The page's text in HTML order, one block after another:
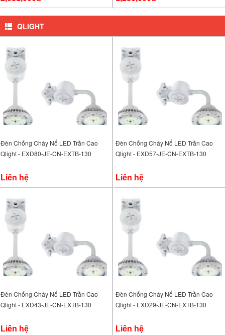
QLIGHT
Đèn Chống Cháy Nổ LED Trần Cao
Qlight - EXD80-JE-CN-EXTB-130
Liên hệ
Đèn Chống Cháy Nổ LED Trần Cao
Qlight - EXD57-JE-CN-EXTB-130
Liên hệ
Đèn Chống Cháy Nổ LED Trần Cao
Qlight - EXD43-JE-CN-EXTB-130
Liên hệ
Đèn Chống Cháy Nổ LED Trần Cao
Qlight - EXD29-JE-CN-EXTB-130
Liên hệ